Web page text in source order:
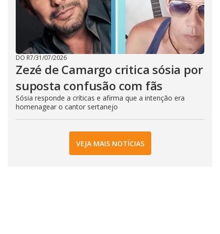
DO R7/31/07/2026
Zezé de Camargo critica sósia por
suposta confusão com fãs
Sósia responde a críticas e afirma que a intenção era
homenagear o cantor sertanejo
VEJA MAIS NOTÍCIAS